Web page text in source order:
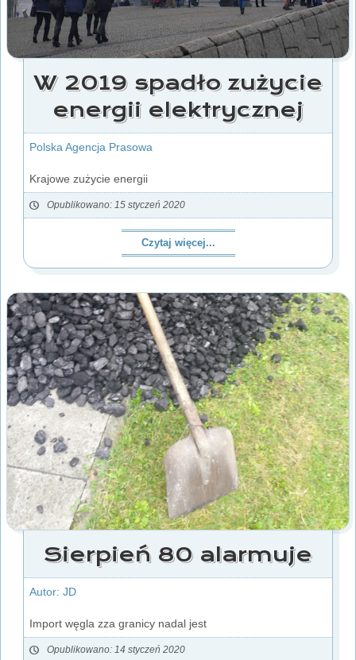
W 2019 spadło zużycie
energii elektrycznej
Polska Agencja Prasowa
Krajowe zużycie energii
Opublikowano: 15 styczeń 2020
Czytaj więcej...
Sierpień 80 alarmuje
Autor: JD
Import węgla zza granicy nadal jest
Opublikowano: 14 styczeń 2020